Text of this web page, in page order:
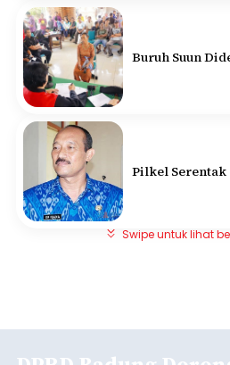
Buruh Suun
Pilkel Serentak
Swipe untuk lihat